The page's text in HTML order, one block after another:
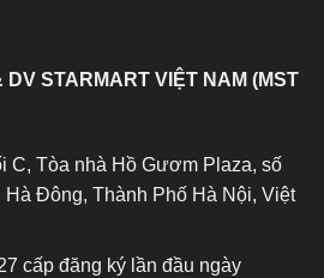
DV STARMART VIỆT NAM (MST
C, Tòa nhà Hồ Gươm Plaza, số
Đông, Thành Phố Hà Nội, Việt
cấp đăng ký lần đầu ngày